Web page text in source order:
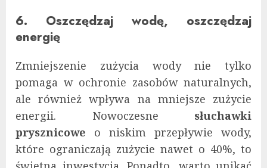
6. Oszczędzaj wodę, oszczędzaj
energię
Zmniejszenie zużycia wody nie tylko
pomaga w ochronie zasobów naturalnych,
ale również wpływa na mniejsze zużycie
energii. Nowoczesne słuchawki
prysznicowe o niskim przepływie wody,
które ograniczają zużycie nawet o 40%, to